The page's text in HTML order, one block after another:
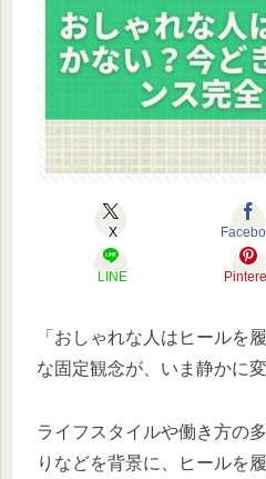
X
LINE
「おしゃれな人はヒールを
な固定観念が、いま静かに
ライフスタイルや働き方の
りなどを背景に、ヒールを